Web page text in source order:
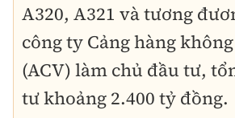
A320, A321 và tương
công ty Cảng hàng
(ACV) làm chủ đầu tư,
tư khoảng 2.400 tỷ đồng.